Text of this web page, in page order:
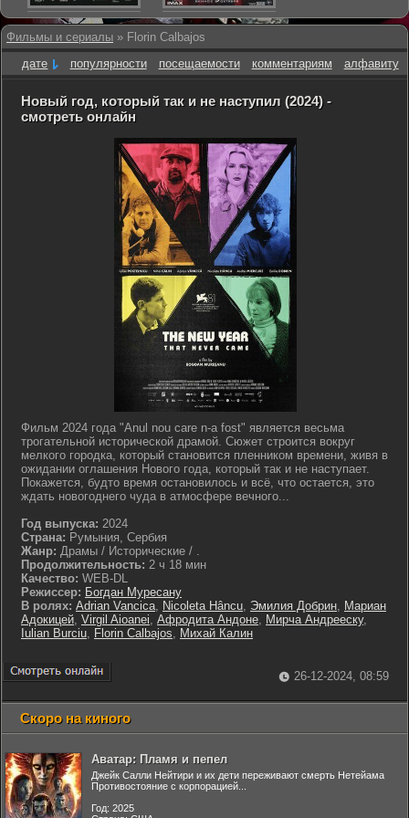
Фильмы и сериалы » Florin Calbajos
дате
популярности посещаемости комментариям алфавиту
Новый год, который так и не наступил (2024) -
смотреть онлайн
Фильм 2024 года "Anul nou care n-a fost" является весьма
трогательной исторической драмой. Сюжет строится вокруг
мелкого городка, который становится пленником времени, живя в
ожидании оглашения Нового года, который так и не наступает.
Покажется, будто время остановилось и всё, что остается, это
ждать новогоднего чуда в атмосфере вечного...
Год выпуска: 2024
Страна: Румыния, Сербия
Жанр: Драмы / Исторические / .
Продолжительность: 2 ч 18 мин
Качество: WEB-DL
Режиссер: Богдан Муресану
В ролях: Adrian Vancica, Nicoleta Hâncu, Эмилия Добрин, Мариан
Адокицей, Virgil Aioanei, Афродита Андоне, Мирча Андрееску,
Iulian Burciu, Florin Calbajos, Михай Калин
26-12-2024, 08:59
Скоро на киного
Аватар: Пламя и пепел
Джейк Салли Нейтири и их дети переживают смерть Нетейама
Противостояние с корпорацией...
Год: 2025